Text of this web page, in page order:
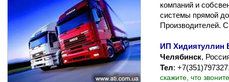
компаний и
системы прямой
Производителей.
ИП Хидиятуллин
Челябинск,
Тел:
скажите, что